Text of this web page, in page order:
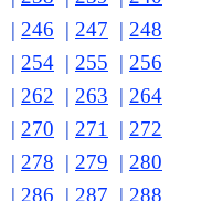
| 246 | 247 | 248
| 254 | 255 | 256
| 262 | 263 | 264
| 270 | 271 | 272
| 278 | 279 | 280
| 286 | 287 | 288